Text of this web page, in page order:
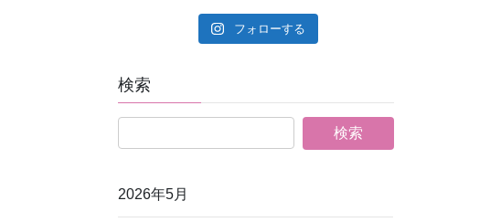
フォローする
検索
2026年5月